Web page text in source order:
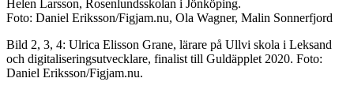
Helen Larsson, Rosenlundsskolan i Jönköping.
Foto: Daniel Eriksson/Figjam.nu, Ola Wagner, Malin Sonnerfjord
Bild 2, 3, 4: Ulrica Elisson Grane, lärare på Ullvi skola i Leksand
och digitaliseringsutvecklare, finalist till Guldäpplet 2020. Foto:
Daniel Eriksson/Figjam.nu.